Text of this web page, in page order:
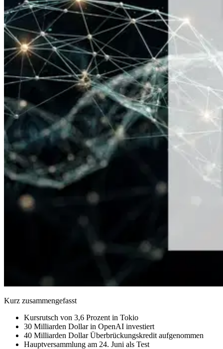
Kurz zusammengefasst
Kursrutsch von 3,6 Prozent in Tokio
30 Milliarden Dollar in OpenAI investiert
40 Milliarden Dollar Überbrückungskredit aufgenommen
Hauptversammlung am 24. Juni als Test